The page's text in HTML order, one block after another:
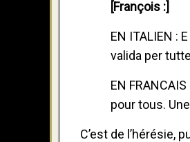
[François :]
EN ITALIEN :
valida per
EN
pour tous.
C’est de l’hérésie,